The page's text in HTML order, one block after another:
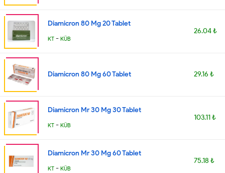
Diamicron 80 Mg 20 Tablet
KT - KÜB
26.04 ₺
Diamicron 80 Mg 60 Tablet 29.16 ₺
Diamicron Mr 30 Mg 30 Tablet
KT - KÜB
103.11 ₺
Diamicron Mr 30 Mg 60 Tablet
KT - KÜB
75.18 ₺